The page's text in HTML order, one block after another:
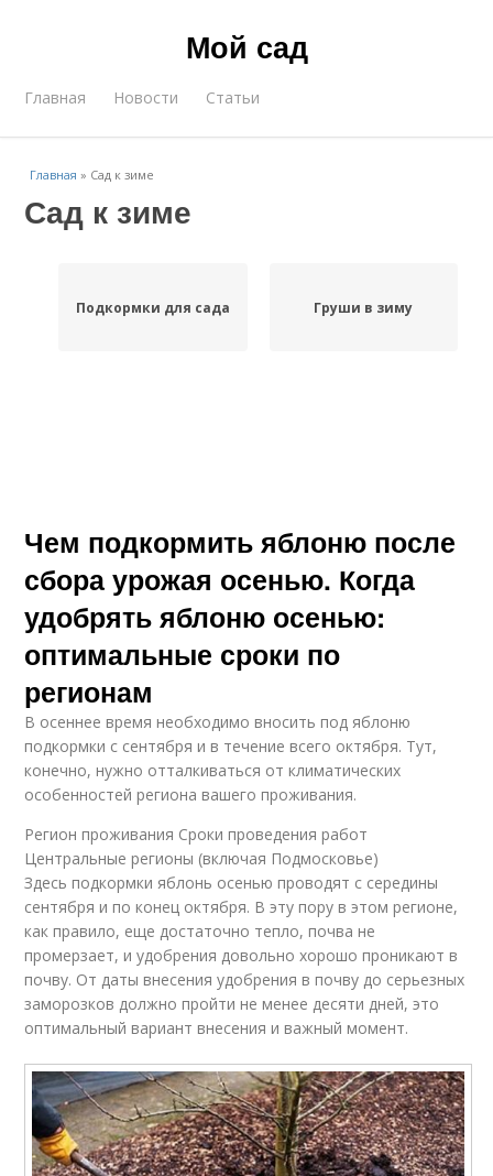
Мой сад
Главная Новости Статьи
Главная » Сад к зиме
Сад к зиме
Подкормки для сада Груши в зиму
Чем подкормить яблоню после
сбора урожая осенью. Когда
удобрять яблоню осенью:
оптимальные сроки по
регионам
В осеннее время необходимо вносить под яблоню
подкормки с сентября и в течение всего октября. Тут,
конечно, нужно отталкиваться от климатических
особенностей региона вашего проживания.
Регион проживания Сроки проведения работ
Центральные регионы (включая Подмосковье)
Здесь подкормки яблонь осенью проводят с середины
сентября и по конец октября. В эту пору в этом регионе,
как правило, еще достаточно тепло, почва не
промерзает, и удобрения довольно хорошо проникают в
почву. От даты внесения удобрения в почву до серьезных
заморозков должно пройти не менее десяти дней, это
оптимальный вариант внесения и важный момент.